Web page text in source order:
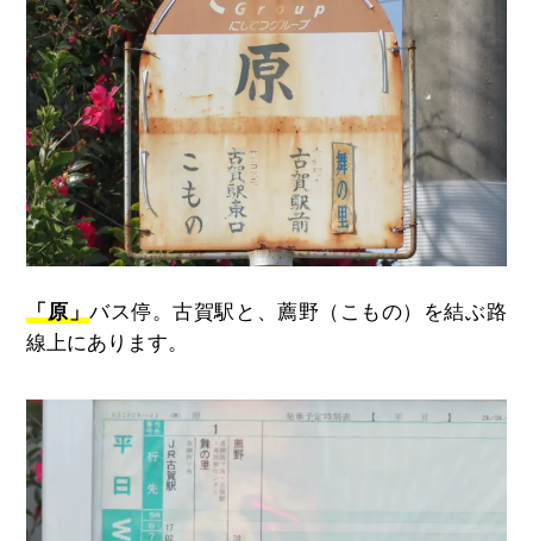
「原」バス停。古賀駅と、薦野（こもの）を結ぶ路
線上にあります。